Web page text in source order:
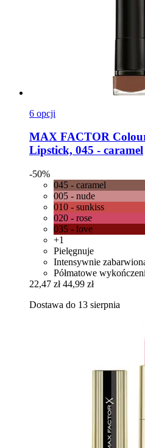
6 opcji
MAX FACTOR
Lipstick, 045 -​ caramel
-50%
045 - caramel
005 - nude
010 - sunkiss
020 - rose
035 - love
+1
Pielęgnuje
Intensywnie
Półmatowe
22,47 zł 44,99 zł
Dostawa do 13 sierpnia